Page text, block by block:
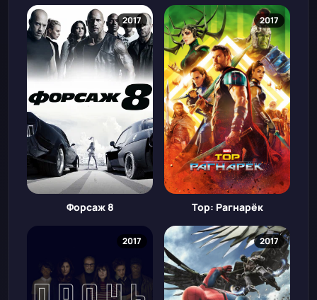
2017
Форсаж 8
2017
Тор: Рагнарёк
2017 2017